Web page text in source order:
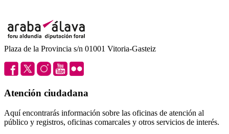
Plaza de la Provincia s/n 01001 Vitoria-Gasteiz
Atención ciudadana
Aquí encontrarás información sobre las oficinas de atención al
público y registros, oficinas comarcales y otros servicios de interés.